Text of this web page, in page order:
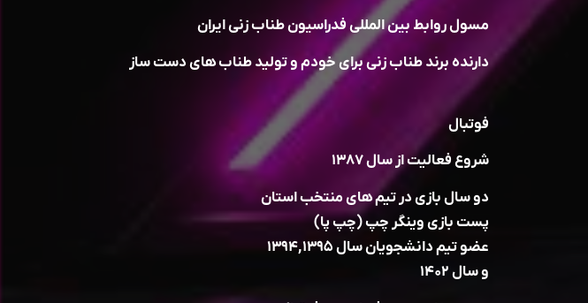
مسول روابط بین المللی فدراسیون طناب زنی ایران
دارنده برند طناب زنی برای خودم و تولید طناب های دست ساز
فوتبال
شروع فعالیت از سال ۱۳۸۷
دو سال بازی در تیم های منتخب استان
پست بازی وینگر چپ (چپ پا)
عضو تیم دانشجویان سال ۱۳۹۴,۱۳۹۵
و سال ۱۴۰۲